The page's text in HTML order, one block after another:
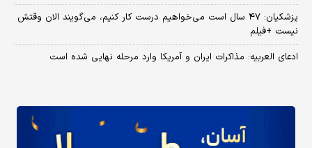
پزشکیان: ۴۷ سال است می‌خواهیم درست کار کنیم، می‌گویند الان وقتش
نیست +فیلم
ادعای العربیه: مذاکرات ایران و آمریکا وارد مرحله نهایی شده است